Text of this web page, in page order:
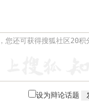
设为辩论话题